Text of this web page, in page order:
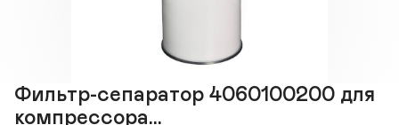
Фильтр-сепаратор 4060100200 для
компрессора...